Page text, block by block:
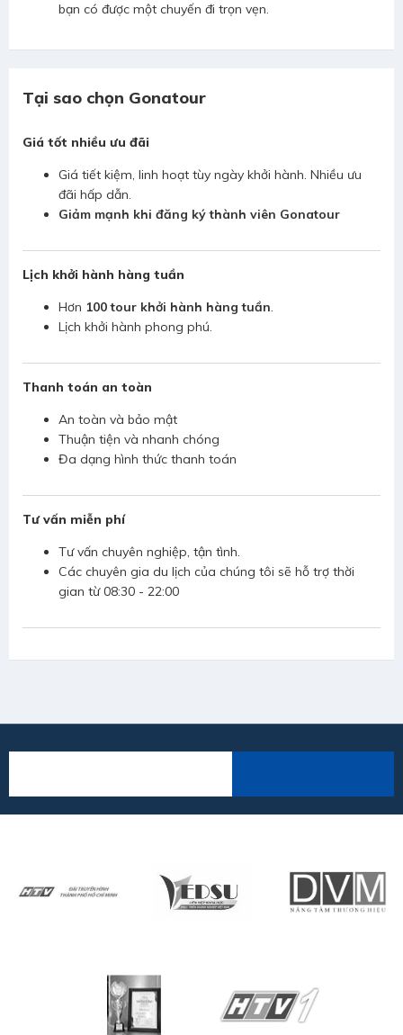
bạn có được một chuyến đi trọn vẹn.
Tại sao chọn Gonatour
Giá tốt nhiều ưu đãi
Giá tiết kiệm, linh hoạt tùy ngày khởi hành. Nhiều ưu
đãi hấp dẫn.
Giảm mạnh khi đăng ký thành viên Gonatour
Lịch khởi hành hàng tuần
Hơn 100 tour khởi hành hàng tuần.
Lịch khởi hành phong phú.
Thanh toán an toàn
An toàn và bảo mật
Thuận tiện và nhanh chóng
Đa dạng hình thức thanh toán
Tư vấn miễn phí
Tư vấn chuyên nghiệp, tận tình.
Các chuyên gia du lịch của chúng tôi sẽ hỗ trợ thời
gian từ 08:30 - 22:00